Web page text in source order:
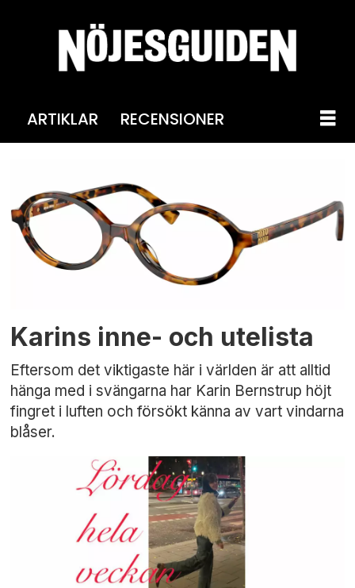
ARTIKLAR RECENSIONER
karin
bernstrup
Karins inne- och utelista
Eftersom det viktigaste här i världen är att alltid
hänga med i svängarna har Karin Bernstrup höjt
fingret i luften och försökt känna av vart vindarna
blåser.